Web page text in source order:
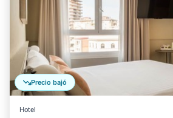
Precio bajó
Hotel